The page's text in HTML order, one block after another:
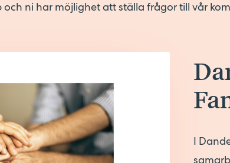
ni har möjlighet att ställa frågor till vår
I